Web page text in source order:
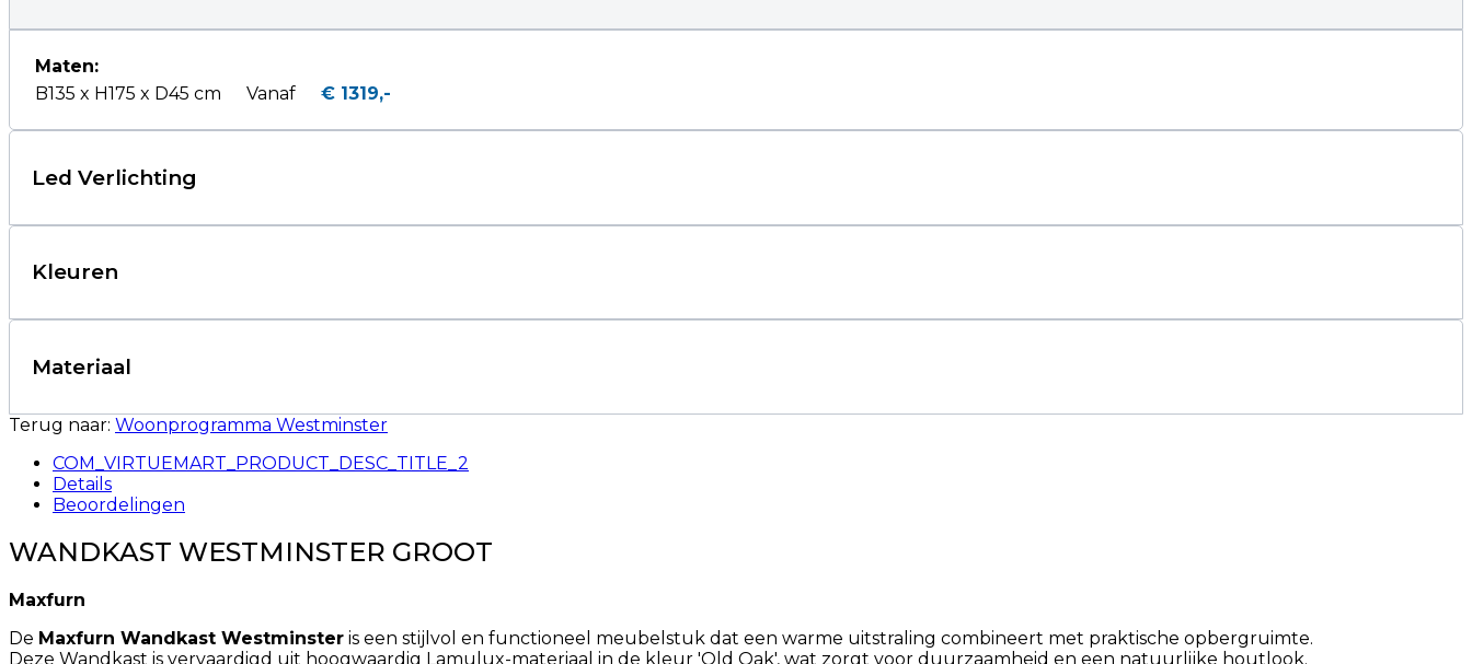
Maten:
B135 x H175 x D45 cm
Vanaf € 1319,-
Led Verlichting
Kleuren
Materiaal
Terug naar: Woonprogramma Westminster
COM_VIRTUEMART_PRODUCT_DESC_TITLE_2
Details
Beoordelingen
WANDKAST WESTMINSTER GROOT
Maxfurn
De Maxfurn Wandkast Westminster is een stijlvol en functioneel meubelstuk dat een warme uitstraling combineert met praktische opbergruimte.
Deze Wandkast is vervaardigd uit hoogwaardig Lamulux-materiaal in de kleur 'Old Oak', wat zorgt voor duurzaamheid en een natuurlijke houtlook.